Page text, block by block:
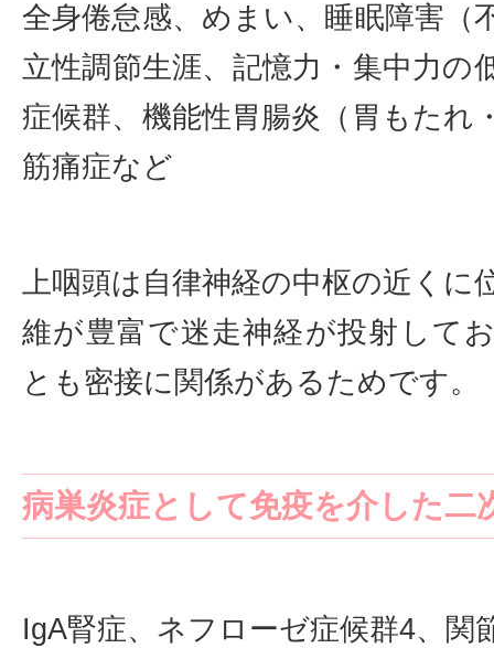
全身倦怠感、めまい、睡眠障害（
立性調節生涯、記憶力・集中力の
症候群、機能性胃腸炎（胃もたれ
筋痛症など
上咽頭は自律神経の中枢の近くに
維が豊富で迷走神経が投射して
とも密接に関係があるためです。
病巣炎症として免疫を介した二
IgA腎症、ネフローゼ症候群4、関